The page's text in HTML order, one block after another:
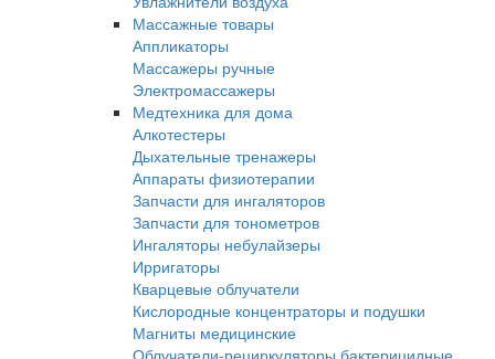
Массажные товары
Аппликаторы
Массажеры ручные
Электромассажеры
Медтехника для дома
Алкотестеры
Дыхательные тренажеры
Аппараты физиотерапии
Запчасти для ингаляторов
Запчасти для тонометров
Ингаляторы небулайзеры
Ирригаторы
Кварцевые облучатели
Кислородные концентраторы и подушки
Магниты медицинские
Облучатели-рециркуляторы бактерицидные